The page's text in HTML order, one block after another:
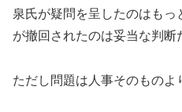
泉氏が疑問を呈したのはも
が撤回されたのは妥当な判断
ただし問題は人事そのものよ